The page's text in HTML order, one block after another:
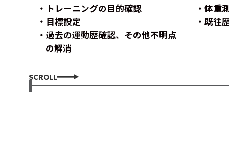
トレーニングの目的確認
目標設定
過去の運動歴確認、その他不明点
の解消
体重
既往
SCROLL